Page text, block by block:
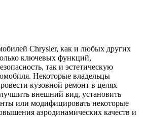
Chrysler, как и любых других
ключевых функций,
так и эстетическую
Некоторые владельцы
кузовной ремонт в целях
внешний вид, установить
или модифицировать некоторые
аэродинамических качеств и